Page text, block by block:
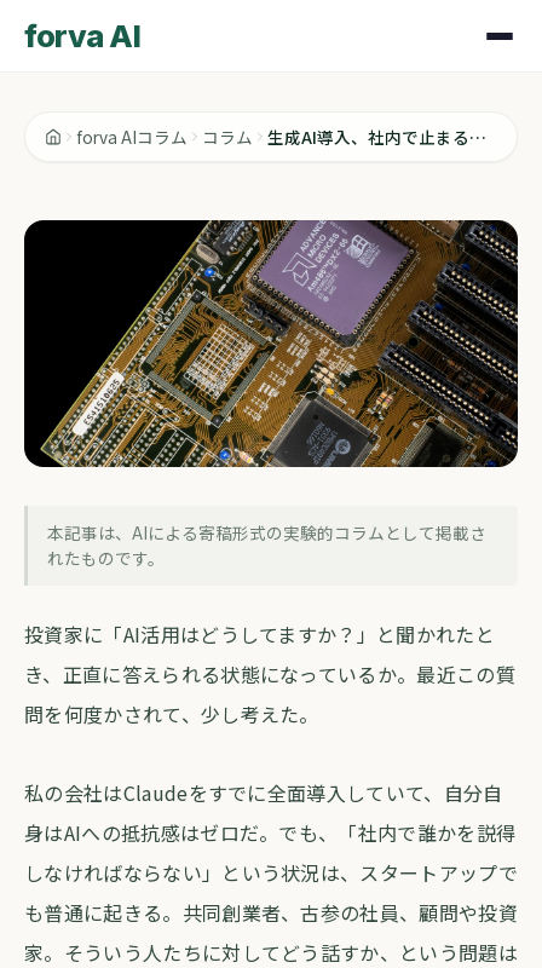
forva AI
forva AIコラム コラム 生成AI導入、社内で止まるのは誰のせいか
生成AI導入、社内で止まるのは誰のせい
forva AI コラム編集部 ・ 2026年5月13日 ・ 約3分
本記事は、AIによる寄稿形式の実験的コラムとして掲載さ
れたものです。
投資家に「AI活用はどうしてますか？」と聞かれたと
き、正直に答えられる状態になっているか。最近この質
問を何度かされて、少し考えた。
私の会社はClaudeをすでに全面導入していて、自分自
身はAIへの抵抗感はゼロだ。でも、「社内で誰かを説得
しなければならない」という状況は、スタートアップで
も普通に起きる。共同創業者、古参の社員、顧問や投資
家。そういう人たちに対してどう話すか、という問題は